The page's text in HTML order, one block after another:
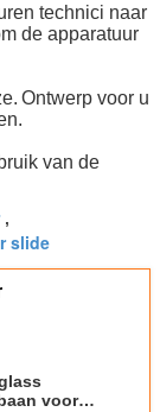
technici naar
de apparatuur
Ontwerp voor u
van de
,
slide
voor